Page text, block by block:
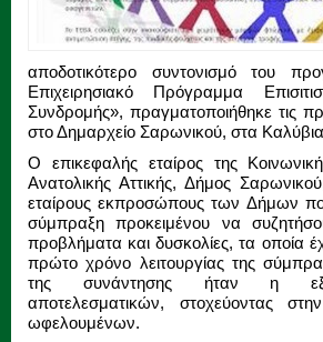
αποδοτικότερο συντονισμό του
Επιχειρησιακό Πρόγραμμα
Συνδρομής», πραγματοποιήθηκε τις
στο Δημαρχείο Σαρωνικού, στα
Ο επικεφαλής εταίρος της
Ανατολικής Αττικής, Δήμος
εταίρους εκπροσώπους των Δήμων
σύμπραξη προκειμένου να
προβλήματα και δυσκολίες, τα οποία
πρώτο χρόνο λειτουργίας της
της συνάντησης ήταν η
αποτελεσματικών, στοχεύοντας
ωφελουμένων.